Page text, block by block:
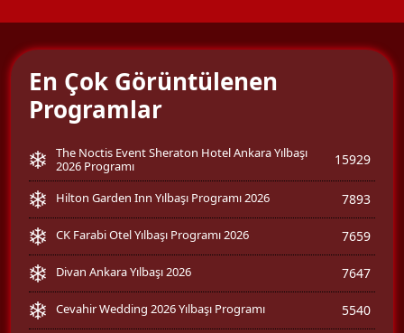
En Çok Görüntülenen
Programlar
The Noctis Event Sheraton Hotel Ankara Yılbaşı
2026 Programı
15929
Hilton Garden Inn Yılbaşı Programı 2026 7893
CK Farabi Otel Yılbaşı Programı 2026 7659
Divan Ankara Yılbaşı 2026 7647
Cevahir Wedding 2026 Yılbaşı Programı 5540